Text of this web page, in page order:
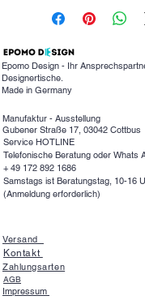
Epomo Design - Ihr
Designertische.
Made in Germany
Manufaktur - Ausstellung
Gubener Straße 17, 03042 Cottbus
Service HOTLINE
Telefonische Beratung oder Whats
+ 49 172 892 1686
Samstags ist Beratungstag, 10-16
(Anmeldung erforderlich)
Versand
Kontakt
Zahlungsarten
AGB
Impressum